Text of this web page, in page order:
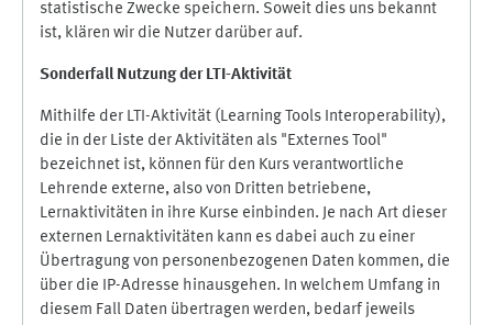
statistische Zwecke speichern. Soweit dies uns bekannt
ist, klären wir die Nutzer darüber auf.
Sonderfall Nutzung der LTI-Aktivität
Mithilfe der LTI-Aktivität (Learning Tools Interoperability),
die in der Liste der Aktivitäten als "Externes Tool"
bezeichnet ist, können für den Kurs verantwortliche
Lehrende externe, also von Dritten betriebene,
Lernaktivitäten in ihre Kurse einbinden. Je nach Art dieser
externen Lernaktivitäten kann es dabei auch zu einer
Übertragung von personenbezogenen Daten kommen, die
über die IP-Adresse hinausgehen. In welchem Umfang in
diesem Fall Daten übertragen werden, bedarf jeweils